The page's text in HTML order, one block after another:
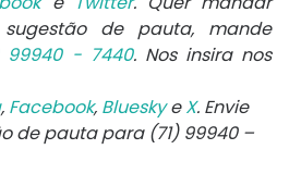
de pauta, mande
99940 - 7440. Nos insira nos
, Facebook, BlueskyeX. Envie
de pauta para (71) 99940 –